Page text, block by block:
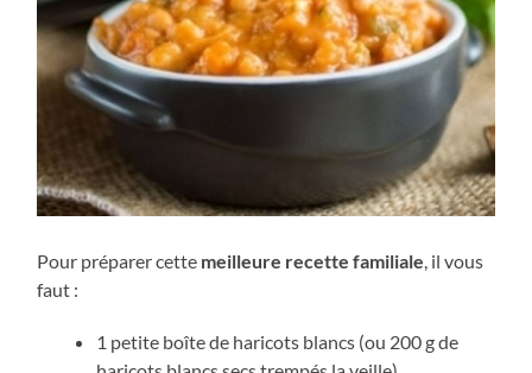
Pour préparer cette meilleure recette familiale, il vous
faut :
1 petite boîte de haricots blancs (ou 200 g de